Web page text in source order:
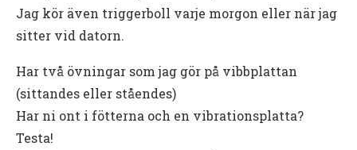
Jag kör även triggerboll varje morgon eller när jag
sitter vid datorn.
Har två övningar som jag gör på vibbplattan
(sittandes eller ståendes)
Har ni ont i fötterna och en vibrationsplatta?
Testa!